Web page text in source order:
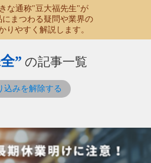
な通称"豆大福先生"が
まつわる疑問や業界の
りやすく解説します。
” の記事一覧
込みを解除する